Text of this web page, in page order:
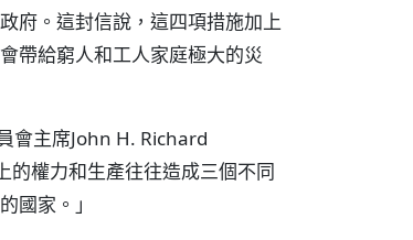
府。這封信說，這四項措施加上
帶給窮人和工人家庭極大的災
會主席John H. Richard
的權力和生產往往造成三個不同
國家。」